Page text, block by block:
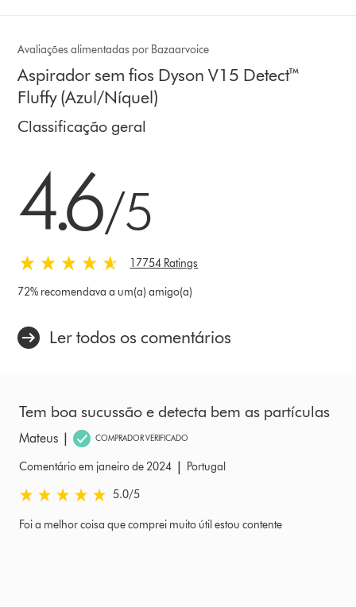
Avaliações alimentadas por Bazaarvoice
Aspirador sem fios Dyson V15 Detect™
Fluffy (Azul/Níquel)
Classificação geral
4.6/5
17754 Ratings
72% recomendava a um(a) amigo(a)
Ler todos os comentários
Tem boa sucussão e detecta bem as partículas
Mateus | COMPRADOR VERIFICADO
Comentário em janeiro de 2024 |
Portugal
5.0 estrelas de 5 em Comentário em janeiro de 2024 Ratings
5.0/5
Foi a melhor coisa que comprei muito útil estou contente